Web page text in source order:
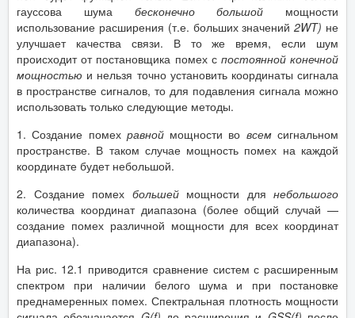
гауссова шума бесконечно большой мощности
использование расширения (т.е. больших значений2WT) не
улучшает качества связи. В то же время, если шум
происходит от постановщика помех с постоянной конечной
мощностью и нельзя точно установить координаты сигнала
в пространстве сигналов, то для подавления сигнала можно
использовать только следующие методы.
1. Создание помех равной мощности во всемсигнальном
пространстве. В таком случае мощность помех на каждой
координате будет небольшой.
2. Создание помех большей мощности для небольшого
количества координат диапазона (более общий случай —
создание помех различной мощности для всех координат
диапазона).
На рис. 12.1 приводится сравнение систем с расширенным
спектром при наличии белого шума и при постановке
преднамеренных помех. Спектральная плотность мощности